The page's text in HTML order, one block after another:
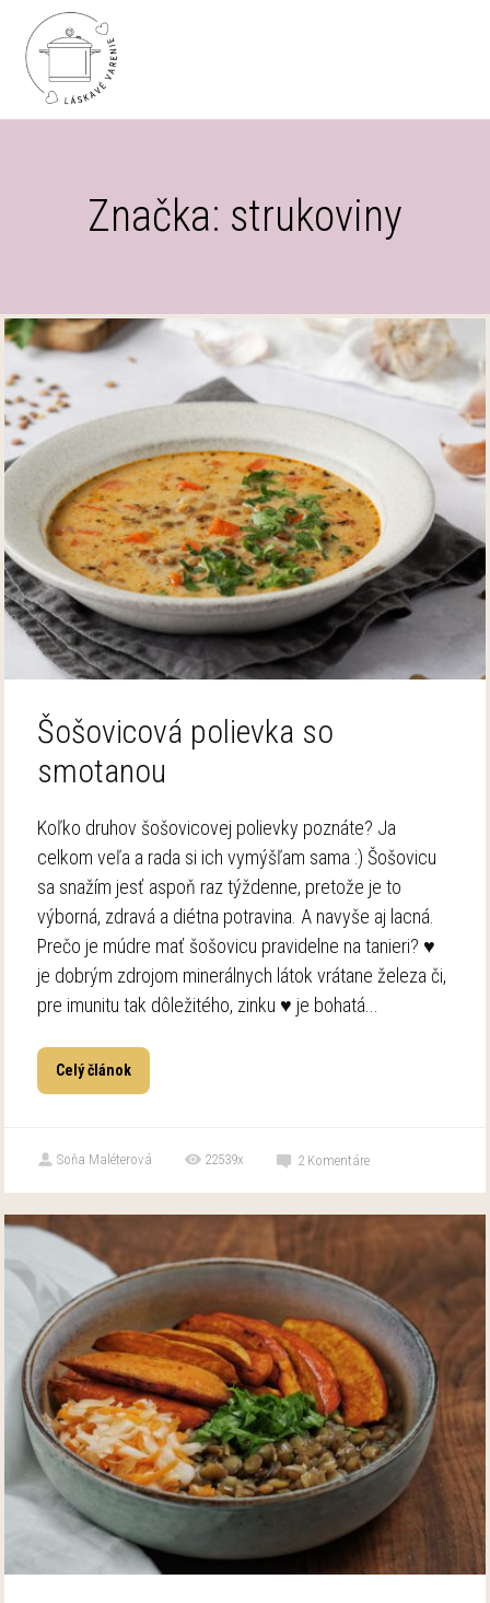
Značka: strukoviny
Šošovicová polievka so
smotanou
Koľko druhov šošovicovej polievky poznáte? Ja
celkom veľa a rada si ich vymýšľam sama :) Šošovicu
sa snažím jesť aspoň raz týždenne, pretože je to
výborná, zdravá a diétna potravina. A navyše aj lacná.
Prečo je múdre mať šošovicu pravidelne na tanieri? ♥
je dobrým zdrojom minerálnych látok vrátane železa či,
pre imunitu tak dôležitého, zinku ♥ je bohatá...
Celý článok
Soňa Maléterová 22539x 2 Komentáre